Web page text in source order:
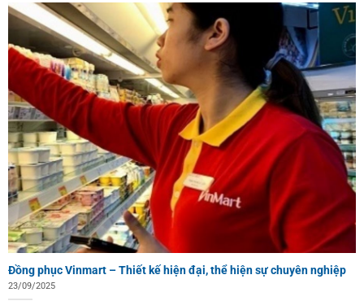
Đồng phục Vinmart – Thiết kế hiện đại, thể hiện sự chuyên nghiệp
23/09/2025